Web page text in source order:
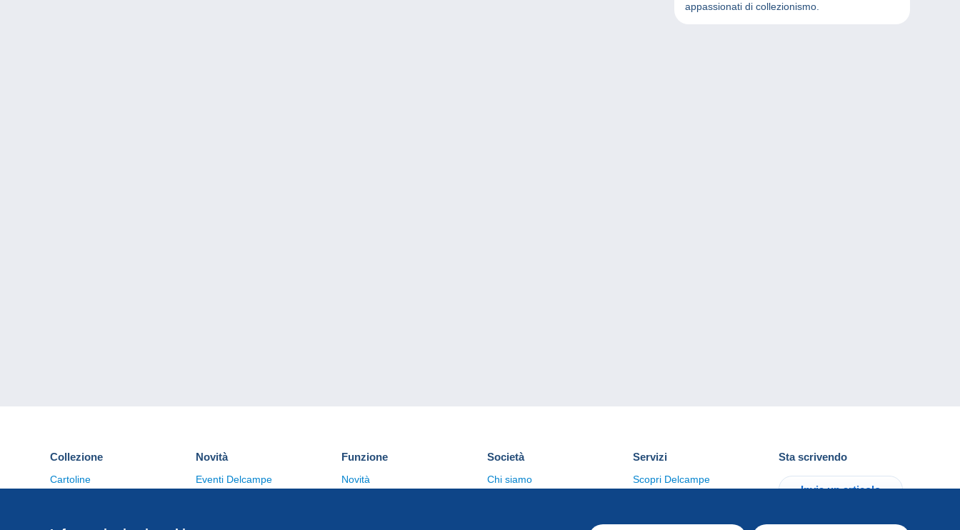
appassionati di collezionismo.
Collezione
Cartoline
Novità
Eventi Delcampe
Funzione
Novità
Società
Chi siamo
Servizi
Scopri Delcampe
Sta scrivendo
Invia un articolo